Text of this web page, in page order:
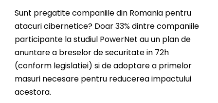
Sunt pregatite companiile din Romania pentru
atacuri cibernetice? Doar 33% dintre companiile
participante la studiul PowerNet au un plan de
anuntare a breselor de securitate in 72h
(conform legislatiei) si de adoptare a primelor
masuri necesare pentru reducerea impactului
acestora.